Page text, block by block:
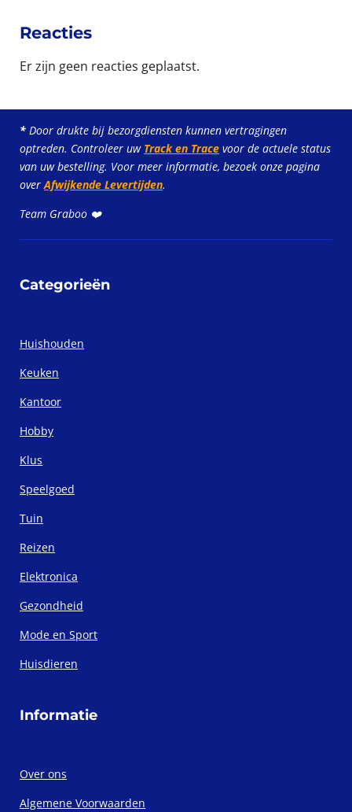
Reacties
Er zijn geen reacties geplaatst.
* Door drukte bij bezorgdiensten kunnen vertragingen
optreden. Controleer uw Track en Trace voor de actuele status
van uw bestelling. Voor meer informatie, bezoek onze pagina
overAfwijkende Levertijden.
Team Graboo ❤️
Categorieën
Huishouden
Keuken
Kantoor
Hobby
Klus
Speelgoed
Tuin
Reizen
Elektronica
Gezondheid
Mode en Sport
Huisdieren
Informatie
Over ons
Algemene Voorwaarden